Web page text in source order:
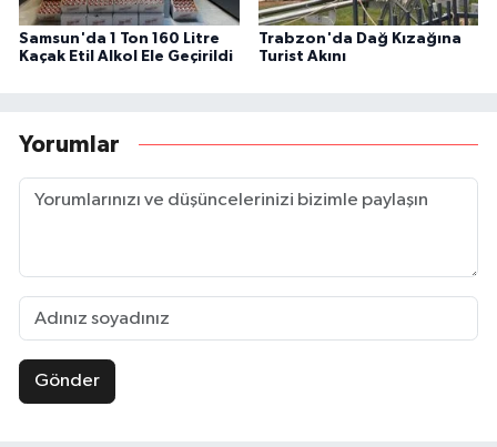
Samsun'da 1 Ton 160 Litre
Kaçak Etil Alkol Ele Geçirildi
Trabzon'da Dağ Kızağına
Turist Akını
Yorumlar
Gönder